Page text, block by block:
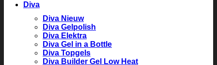
Diva
Diva Nieuw
Diva Gelpolish
Diva Elektra
Diva Gel in a Bottle
Diva Topgels
Diva Builder Gel Low Heat